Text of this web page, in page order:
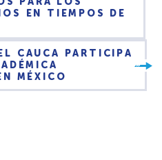
EN TIEMPOS DE
CAUCA PARTICIPA
MÉXICO